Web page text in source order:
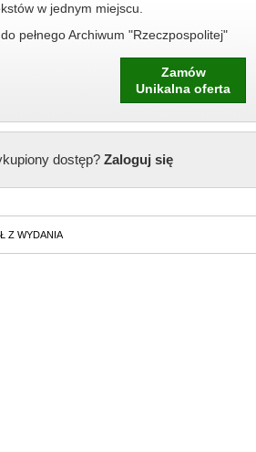
w jednym miejscu.
pełnego Archiwum "Rzeczpospolitej"
Zamów
Unikalna oferta
dostęp?Zaloguj się
Z WYDANIA